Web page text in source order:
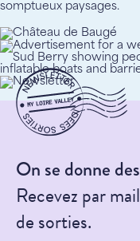
somptueux paysages.
On se donne
Recevez par
de sorties.